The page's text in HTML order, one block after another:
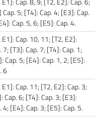
Cap. 5; [T4]: Cap. 4; [E3]: Cap.
Cap. 5, 6; [E5]: Cap. 4.
E1]: Cap. 10, 11; [T2, E2]:
7; [T3]: Cap. 7; [T4]: Cap. 1;
Cap. 5; [E4]: Cap. 1, 2; [E5]:
6
E1]: Cap. 11; [T2, E2]: Cap. 3;
Cap. 6; [T4]: Cap. 3; [E3]:
4; [E4]: Cap. 3; [E5]: Cap. 5.